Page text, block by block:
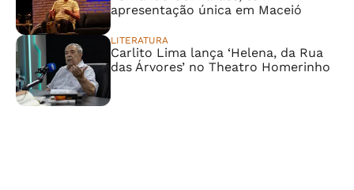
apresentação única em Maceió
LITERATURA
Carlito Lima lança ‘Helena, da Rua
das Árvores’ no Theatro Homerinho